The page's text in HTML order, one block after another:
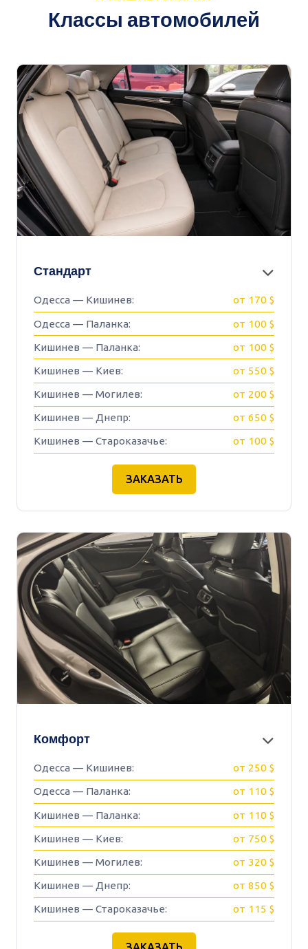
Классы автомобилей
Стандарт
Одесса — Кишинев: от 170 $
Одесса — Паланка: от 100 $
Кишинев — Паланка: от 100 $
Кишинев — Киев: от 550 $
Кишинев — Могилев: от 200 $
Кишинев — Днепр: от 650 $
Кишинев — Староказачье: от 100 $
ЗАКАЗАТЬ
Комфорт
Одесса — Кишинев: от 250 $
Одесса — Паланка: от 110 $
Кишинев — Паланка: от 110 $
Кишинев — Киев: от 750 $
Кишинев — Могилев: от 320 $
Кишинев — Днепр: от 850 $
Кишинев — Староказачье: от 115 $